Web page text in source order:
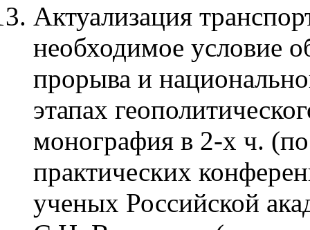
Актуализация
необходимое условие
прорыва и
этапах
монография в 2-х ч.
практических
ученых Российской